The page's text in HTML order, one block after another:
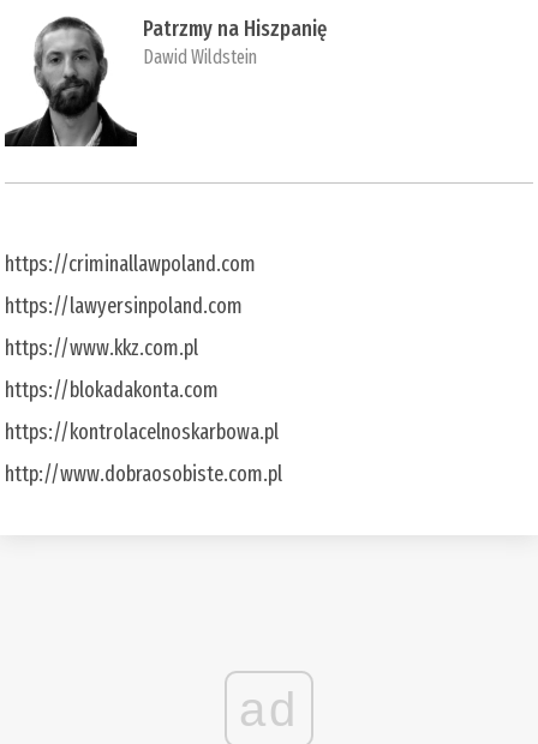
Patrzmy na Hiszpanię
Dawid Wildstein
https://criminallawpoland.com
https://lawyersinpoland.com
https://www.kkz.com.pl
https://blokadakonta.com
https://kontrolacelnoskarbowa.pl
http://www.dobraosobiste.com.pl
ad